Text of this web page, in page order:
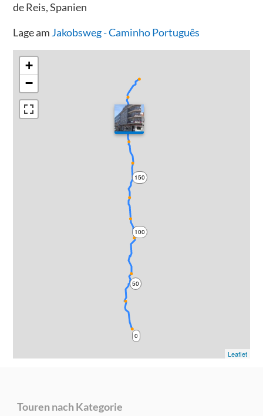
de Reis, Spanien
Lage am Jakobsweg - Caminho Português
0
50
100
150
200
+
−
Leaflet
Touren nach Kategorie